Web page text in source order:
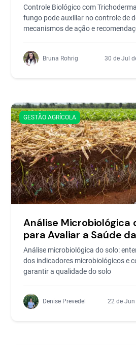
Controle Biológico com
fungo pode auxiliar no controle de
mecanismos de ação e
Bruna Rohrig 30 de Jul
GESTÃO AGRÍCOLA
Análise Microbiológica
para Avaliar a Saúde
Análise microbiológica do solo:
dos indicadores microbiológicos e
garantir a qualidade do solo
Denise Prevedel 22 de Jun